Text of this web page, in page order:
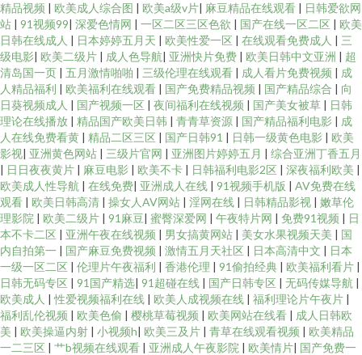
精品视频 | 欧美成人综合图 | 欧美a级v片| 麻豆精品在线观看 | 日韩爱欲网
站 | 91视频99| 深爱色情网 | 一区二区三区色欲 | 国产在线一区二区 | 欧美
日韩在线成人 | 日本婷婷五月天 | 欧美性爱一区 | 在线观看免费成人 | 三
级电影| 欧美二级片 | 成人色导航| 亚洲快片免费 | 欧美日韩中文亚洲 | 超
清岛国一页 | 五月激情啪啪 | 三级伦理在线观看 | 成人看片免费视频 | 成
人精品福利 | 欧美福利在线观看 | 国产免费精品视频 | 国产精品综合 | 向
日葵视频成人 | 国产视频一区 | 夜间福利在线视频 | 国产美女被草 | 日韩
理论在线播放 | 精品国产欧美日韩 | 青青草资源 | 国产精品福利电影 | 成
人在线免费看黄 | 精品二区三区 | 国产日韩91 | 日韩一级黄色电影 | 欧美
影视| 亚洲黄色网站 | 三级片官网 | 亚洲图片婷婷五月 | 综合亚洲丁香五月
| 日日夜夜黄片 | 麻豆电影 | 欧美不卡 | 日韩福利电影2区 | 深夜福利欧美 |
欧美成人性导航 | 在线免费| 亚洲成人在线 | 91视频手机版 | AV免费在线
观看 | 欧美日韩高清 | 操女人AV网站 | 淫网在线 | 日韩精品影视 | 嫩草伦
理影院 | 欧美二级片 | 91麻豆| 蜜臀深爱网 | 午夜特片网 | 免费91视频 | 日
本不卡二区 | 亚洲午夜在线视频 | 男女搞黄网站 | 美女水果视频天美 | 国
内自拍第一 | 国产麻豆免费视频 | 激情五月天社区 | 日本高清中文 | 日本
一级一区二区 | 伦理片午夜福利 | 香港伦理 | 91偷拍经典 | 欧美福利看片 |
日韩无码专区 | 91国产精选| 91超碰在线 | 国产日韩专区 | 无码传媒导航 |
欧美成人 |性爱视频福利在线 | 欧美人成视频在线 | 福利理论片午夜片 |
福利乱伦视频 | 欧美色偷 | 樱桃草莓视频 | 欧美网站在线看 | 成人日韩欧
美 | 欧美操逼内射 | 小视频h| 欧美三及片 | 青草在线观看视频 | 欧美精品
一二三区 | 艹b视频在线观看 | 亚洲成人午夜影院 | 欧美情片| 国产免费一